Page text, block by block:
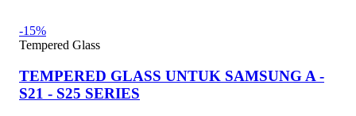
-15%
Tempered Glass
TEMPERED GLASS UNTUK SAMSUNG A -
S21 - S25 SERIES